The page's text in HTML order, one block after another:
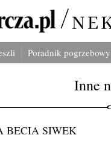
Poradnik pogrzebowy
Inne
BECIA SIWEK